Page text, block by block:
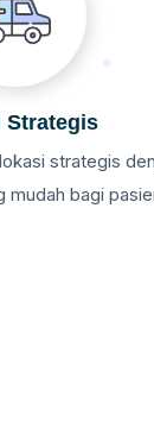
Strategis
strategis
mudah bagi